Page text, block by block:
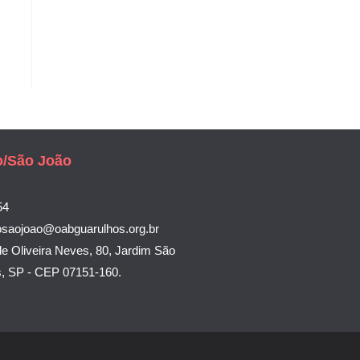
São João
Oliveira Neves, 80, Jardim São
SP - CEP 07151-160.